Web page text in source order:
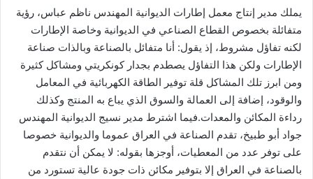
يملك مدير إنتاج معمل إطارات الديوانية المهندس ناظم عباس، رؤية
متفائلة بخصوص القطاع الصناعي في الديوانية وخاصة الإطارات
لكنه تفاؤل مشروط، إذ يقول: أنا متفائل بالصناعة وبالذات صناعة
الإطارات ولكن هذا التفاؤل يصطدم بجدار كونكريتي ومشاكل كثيرة
ومن ابرز تلك المشاكل قلة توفير الطاقة الكهربائية في المعامل
والوقود، إضافة إلى العمالة والسوق الذي يباع به المنتج وكذلك
رداءة المكائن والمعدات.فيما اشترط مدير نسيج الديوانية المهندس
جواد أبو طبيخ، تقدم الصناعة في العراق عموما والديوانية خصوصا
على توفر عدد من المعطيات، أوجزها بقوله: لا يمكن أن نتقدم
بالصناعة في العراق إلا بتوفير مكائن ذات جودة عالية تستورد من